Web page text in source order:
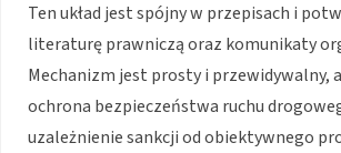
Ten układ jest spójny w przepisach i
literaturę prawniczą oraz komunikaty
Mechanizm jest prosty i przewidywalny,
ochrona bezpieczeństwa ruchu
uzależnienie sankcji od obiektywnego